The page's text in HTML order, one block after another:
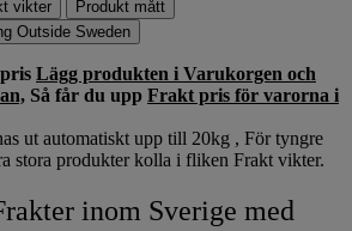
vikter
Produkt mått
Outside Sweden
Lägg produkten i Varukorgen och
Så får du upp Frakt pris för varorna i
ut automatiskt upp till 20kg , För tyngre
stora produkter kolla i fliken Frakt vikter.
inom Sverige med